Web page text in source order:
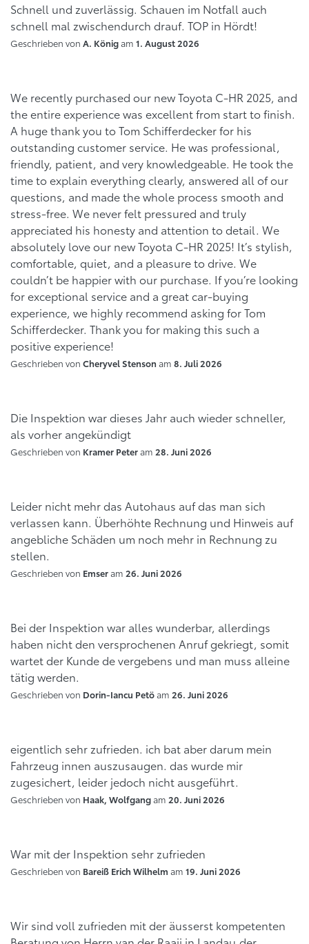
Schnell und zuverlässig. Schauen im Notfall auch
schnell mal zwischendurch drauf. TOP in Hördt!
Geschrieben von A. Königam 1. August 2026
We recently purchased our new Toyota C-HR 2025, and
the entire experience was excellent from start to finish.
A huge thank you to Tom Schifferdecker for his
outstanding customer service. He was professional,
friendly, patient, and very knowledgeable. He took the
time to explain everything clearly, answered all of our
questions, and made the whole process smooth and
stress-free. We never felt pressured and truly
appreciated his honesty and attention to detail. We
absolutely love our new Toyota C-HR 2025! It’s stylish,
comfortable, quiet, and a pleasure to drive. We
couldn’t be happier with our purchase. If you’re looking
for exceptional service and a great car-buying
experience, we highly recommend asking for Tom
Schifferdecker. Thank you for making this such a
positive experience!
Geschrieben von Cheryvel Stenson am 8. Juli 2026
Die Inspektion war dieses Jahr auch wieder schneller,
als vorher angekündigt
Geschrieben von Kramer Peteram 28. Juni 2026
Leider nicht mehr das Autohaus auf das man sich
verlassen kann. Überhöhte Rechnung und Hinweis auf
angebliche Schäden um noch mehr in Rechnung zu
stellen.
Geschrieben von Emseram 26. Juni 2026
Bei der Inspektion war alles wunderbar, allerdings
haben nicht den versprochenen Anruf gekriegt, somit
wartet der Kunde de vergebens und man muss alleine
tätig werden.
Geschrieben von Dorin-Iancu Petöam 26. Juni 2026
eigentlich sehr zufrieden. ich bat aber darum mein
Fahrzeug innen auszusaugen. das wurde mir
zugesichert, leider jedoch nicht ausgeführt.
Geschrieben von Haak, Wolfgangam 20. Juni 2026
War mit der Inspektion sehr zufrieden
Geschrieben von Bareiß Erich Wilhelm am 19. Juni 2026
Wir sind voll zufrieden mit der äusserst kompetenten